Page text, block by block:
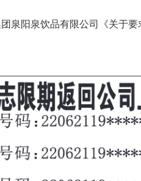
泉阳泉饮品有限公司《关于